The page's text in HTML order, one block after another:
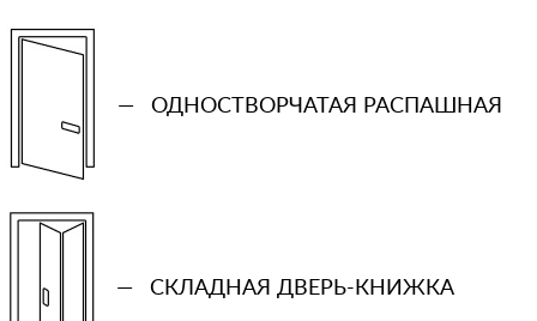
— ОДНОСТВОРЧАТАЯ РАСПАШНАЯ
— СКЛАДНАЯ ДВЕРЬ-КНИЖКА